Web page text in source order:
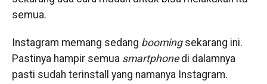
semua.
Instagram memang sedang boomingsekarang ini.
Pastinya hampir semua smartphonedi dalamnya
pasti sudah terinstall yang namanya Instagram.